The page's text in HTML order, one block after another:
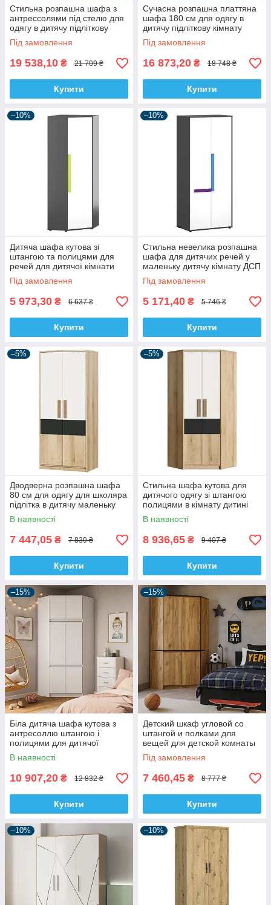
Стильна розпашна шафа з
антрессолями під стелю для
одягу в дитячу підліткову
кімнату Спейс Світ Меблів
Під замовлення
19 538,10 ₴ 21 709 ₴
Купити
Сучасна розпашна платтяна
шафа 180 см для одягу в
дитячу підліткову кімнату
ДСП Спейс Світ Меблів
Під замовлення
16 873,20 ₴ 18 748 ₴
Купити
–10%
Дитяча шафа кутова зі
штангою та полицями для
речей для дитячої кімнати
дівчинки хлопчика Алекс ВМВ
Холдинг
Під замовлення
5 973,30 ₴ 6 637 ₴
Купити
–10%
Стильна невелика розпашна
шафа для дитячих речей у
маленьку дитячу кімнату ДСП
Алекс ВМВ Холдинг
Під замовлення
5 171,40 ₴ 5 746 ₴
Купити
–5%
Дводверна розпашна шафа
80 см для одягу для школяра
підлітка в дитячу маленьку
кімнату Айго Сокме
В наявності
7 447,05 ₴ 7 839 ₴
Купити
–5%
Стильна шафа кутова для
дитячого одягу зі штангою
полицями в кімнату дитині
школяреві підлітку Айго
Сокме
В наявності
8 936,65 ₴ 9 407 ₴
Купити
–15%
Біла дитяча шафа кутова з
антресоллю штангою і
полицями для дитячої
кімнати дівчинки хлопчика
Бруклін Мебель Сервіс
В наявності
10 907,20 ₴ 12 832 ₴
Купити
–15%
Детский шкаф угловой со
штангой и полками для
вещей для детской комнаты
девочки мальчика Бруклин
Мебель Сервис
Під замовлення
7 460,45 ₴ 8 777 ₴
Купити
–10% –10%